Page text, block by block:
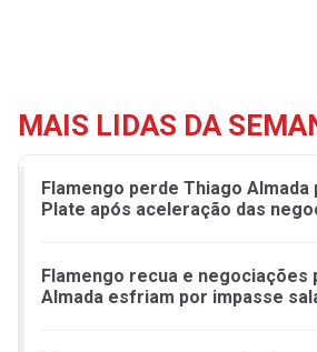
MAIS LIDAS DA
Flamengo perde Thiago Almada
Plate após aceleração das
Flamengo recua e negociações
Almada esfriam por impasse